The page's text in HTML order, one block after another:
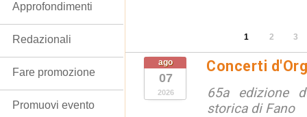
1 2 3
ago
07
2026
Concerti
65a edizione
storica di Fano
Approfondimenti
Redazionali
Fare promozione
Promuovi evento